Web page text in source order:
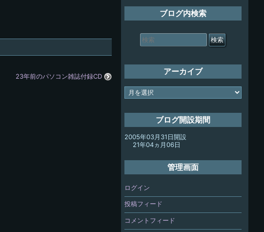
23年前のパソコン雑誌付録CD
ブログ内検索
索
対
アーカイブ
ア
ー
ブ
ブログ開設期間
2005年03月31日開設
21年04ヵ月06日
管理画面
ログイン
投稿フィード
コメントフィード